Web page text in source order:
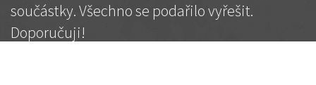
součástky. Všechno se podařilo vyřešit.
Doporučuji!